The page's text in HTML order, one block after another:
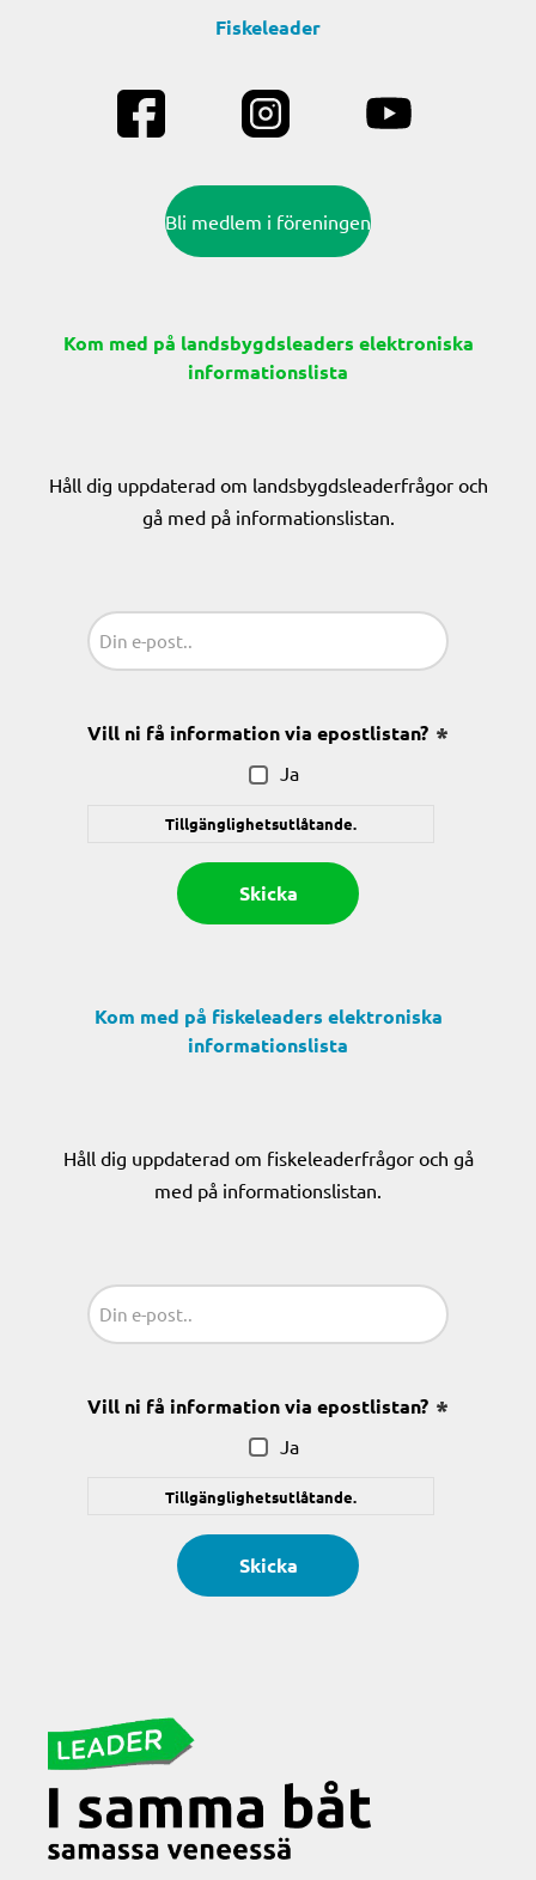
Fiskeleader
Bli medlem i föreningen
Kom med på landsbygdsleaders elektroniska
informationslista
Håll dig uppdaterad om landsbygdsleaderfrågor och
gå med på informationslistan.
Vill ni få information via epostlistan?
Ja
Tillgänglighetsutlåtande.
Kom med på fiskeleaders elektroniska
informationslista
Håll dig uppdaterad om fiskeleaderfrågor och gå
med på informationslistan.
Sähköposti
Vill ni få information via epostlistan?
Ja
Tillgänglighetsutlåtande.